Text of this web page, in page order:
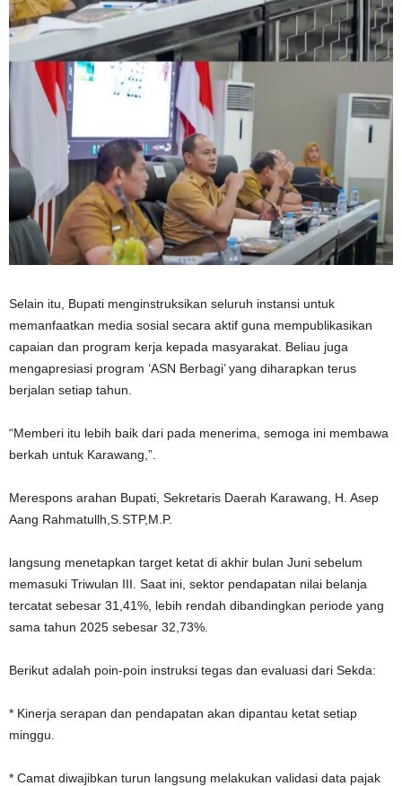
Selain itu, Bupati menginstruksikan seluruh instansi untuk
memanfaatkan media sosial secara aktif guna mempublikasikan
capaian dan program kerja kepada masyarakat. Beliau juga
mengapresiasi program ‘ASN Berbagi’ yang diharapkan terus
berjalan setiap tahun.
“Memberi itu lebih baik dari pada menerima, semoga ini membawa
berkah untuk Karawang,”.
Merespons arahan Bupati, Sekretaris Daerah Karawang, H. Asep
Aang Rahmatullh,S.STP,M.P.
langsung menetapkan target ketat di akhir bulan Juni sebelum
memasuki Triwulan III. Saat ini, sektor pendapatan nilai belanja
tercatat sebesar 31,41%, lebih rendah dibandingkan periode yang
sama tahun 2025 sebesar 32,73%.
Berikut adalah poin-poin instruksi tegas dan evaluasi dari Sekda:
* Kinerja serapan dan pendapatan akan dipantau ketat setiap
minggu.
* Camat diwajibkan turun langsung melakukan validasi data pajak